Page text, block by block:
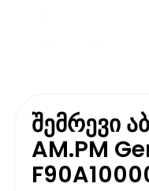
შემრევი
AM.PM